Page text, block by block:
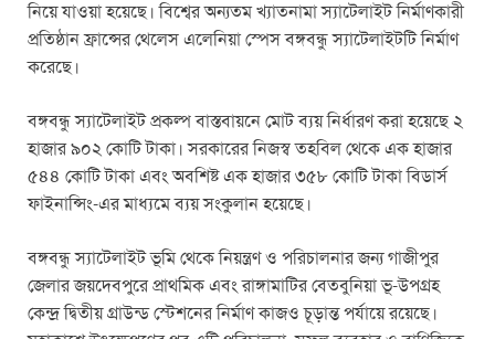
নিয়ে যাওয়া হয়েছে। বিশ্বের অন্যতম খ্যাতনামা স্যাটেলাইট নির্মাণকারী
প্রতিষ্ঠান ফ্রান্সের থেলেস এলেনিয়া স্পেস বঙ্গবন্ধু স্যাটেলাইটটি নির্মাণ
করেছে।
বঙ্গবন্ধু স্যাটেলাইট প্রকল্প বাস্তবায়নে মোট ব্যয় নির্ধারণ করা হয়েছে ২
হাজার ৯০২ কোটি টাকা। সরকারের নিজস্ব তহবিল থেকে এক হাজার
৫৪৪ কোটি টাকা এবং অবশিষ্ট এক হাজার ৩৫৮ কোটি টাকা বিডার্স
ফাইনান্সিং-এর মাধ্যমে ব্যয় সংকুলান হয়েছে।
বঙ্গবন্ধু স্যাটেলাইট ভূমি থেকে নিয়ন্ত্রণ ও পরিচালনার জন্য গাজীপুর
জেলার জয়দেবপুরে প্রাথমিক এবং রাঙ্গামাটির বেতবুনিয়া ভূ-উপগ্রহ
কেন্দ্র দ্বিতীয় গ্রাউন্ড স্টেশনের নির্মাণ কাজও চূড়ান্ত পর্যায়ে রয়েছে।